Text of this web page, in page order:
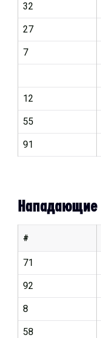
32
27
7
12
55
91
Нападающие
#
71
92
8
58